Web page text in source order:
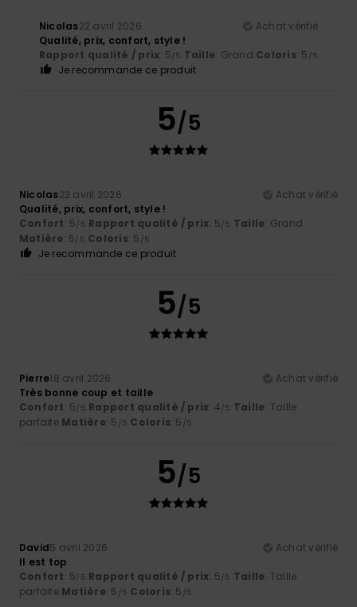
Nicolas22 avril 2026
Achat vérifié
Qualité, prix, confort, style !
Rapport qualité / prix: 5/5 Taille: Grand Coloris: 5 /5
Je recommande ce produit
5/5
Nicolas22 avril 2026
Achat vérifié
Qualité, prix, confort, style !
Confort: 5/5 Rapport qualité / prix: 5/5 Taille: Grand
Matière: 5/5 Coloris: 5 /5
Je recommande ce produit
5/5
Pierre18 avril 2026
Achat vérifié
Très bonne coup et taille
Confort: 5/5 Rapport qualité / prix: 4/5 Taille: Taille
parfaite Matière: 5 /5 Coloris: 5 /5
5/5
David5 avril 2026
Achat vérifié
Il est top
Confort: 5/5 Rapport qualité / prix: 5/5 Taille: Taille
parfaite Matière: 5 /5 Coloris: 5 /5